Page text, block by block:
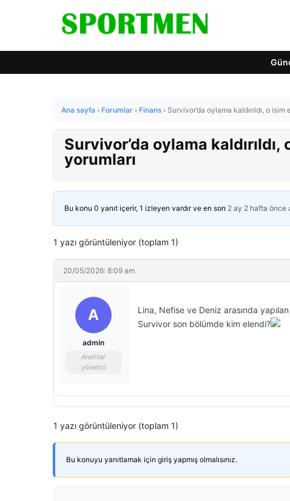
Ana sayfa › Forumlar › Finans › Survivor’da oylama kaldırıldı, o
Survivor’da oylama
yorumları
Bu konu 0 yanıt içerir, 1 izleyen vardır ve en son 2 ay 2 hafta önce
1 yazı görüntüleniyor (toplam 1)
20/05/2026: 8:09 am
A
admin
Anahtar
yönetici
Lina, Nefise ve Deniz arasında
Survivor son bölümde kim elendi?
1 yazı görüntüleniyor (toplam 1)
Bu konuyu yanıtlamak için giriş yapmış olmalısınız.